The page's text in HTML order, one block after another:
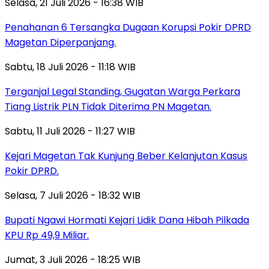
Penahanan 6 Tersangka Dugaan Korupsi Pokir DPRD
Magetan Diperpanjang.
Sabtu, 18 Juli 2026 - 11:18 WIB
Terganjal Legal Standing, Gugatan Warga Perkara
Tiang Listrik PLN Tidak Diterima PN Magetan.
Sabtu, 11 Juli 2026 - 11:27 WIB
Kejari Magetan Tak Kunjung Beber Kelanjutan Kasus
Pokir DPRD.
Selasa, 7 Juli 2026 - 18:32 WIB
Bupati Ngawi Hormati Kejari Lidik Dana Hibah Pilkada
KPU Rp 49,9 Miliar.
Jumat, 3 Juli 2026 - 18:25 WIB